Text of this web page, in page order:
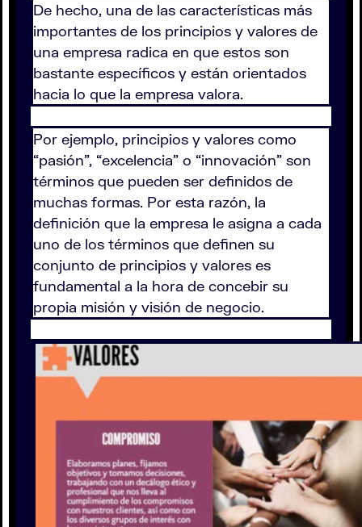
De hecho, una de las características más
importantes de los principios y valores de
una empresa radica en que estos son
bastante específicos y están orientados
hacia lo que la empresa valora.
Por ejemplo, principios y valores como
“pasión”, “excelencia” o “innovación” son
términos que pueden ser definidos de
muchas formas. Por esta razón, la
definición que la empresa le asigna a cada
uno de los términos que definen su
conjunto de principios y valores es
fundamental a la hora de concebir su
propia misión y visión de negocio.